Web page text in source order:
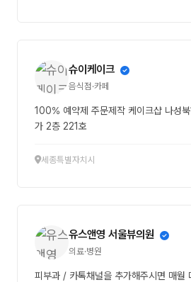
슈이케이크
음식점·카페
100% 예약제 주문제작 케이크샵 나성
가 2층 221호
세종특별자치시
유스앤영 서울뷰의원
의료·병원
피부과 / 카톡채널을 추가해주시면 매월